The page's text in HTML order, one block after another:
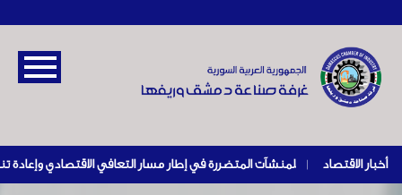
أخبار الاقتصاد |